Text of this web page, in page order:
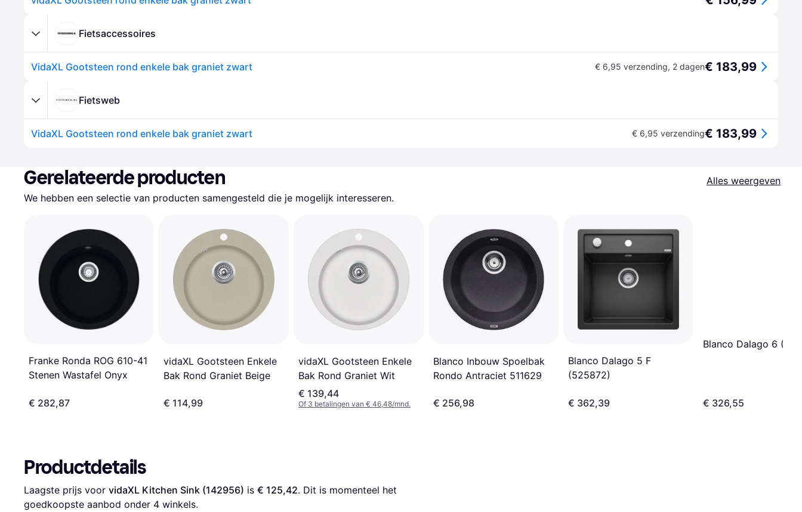
Fietsaccessoires
VidaXL Gootsteen rond enkele bak graniet zwart € 6,95 verzending, 2 dagen€ 183,99
Fietsweb
VidaXL Gootsteen rond enkele bak graniet zwart € 6,95 verzending€ 183,99
Gerelateerde producten
Alles weergeven
We hebben een selectie van producten samengesteld die je mogelijk interesseren.
Franke Ronda ROG 610-41
Stenen Wastafel Onyx
€ 282,87
vidaXL Gootsteen Enkele
Bak Rond Graniet Beige
€ 114,99
vidaXL Gootsteen Enkele
Bak Rond Graniet Wit
€ 139,44
Of 3 betalingen van € 46,48/mnd.
Blanco Inbouw Spoelbak
Rondo Antraciet 511629
€ 256,98
Blanco Dalago 5 F
(525872)
€ 362,39
Blanco Dalago 6
€ 326,55
Productdetails
Laagste prijs voor vidaXL Kitchen Sink (142956) is € 125,42. Dit is momenteel het
goedkoopste aanbod onder 4 winkels.